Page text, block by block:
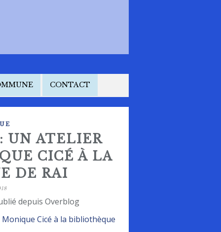
CONTACT
UN ATELIER
CICÉ À LA
DE RAI
depuis Overblog